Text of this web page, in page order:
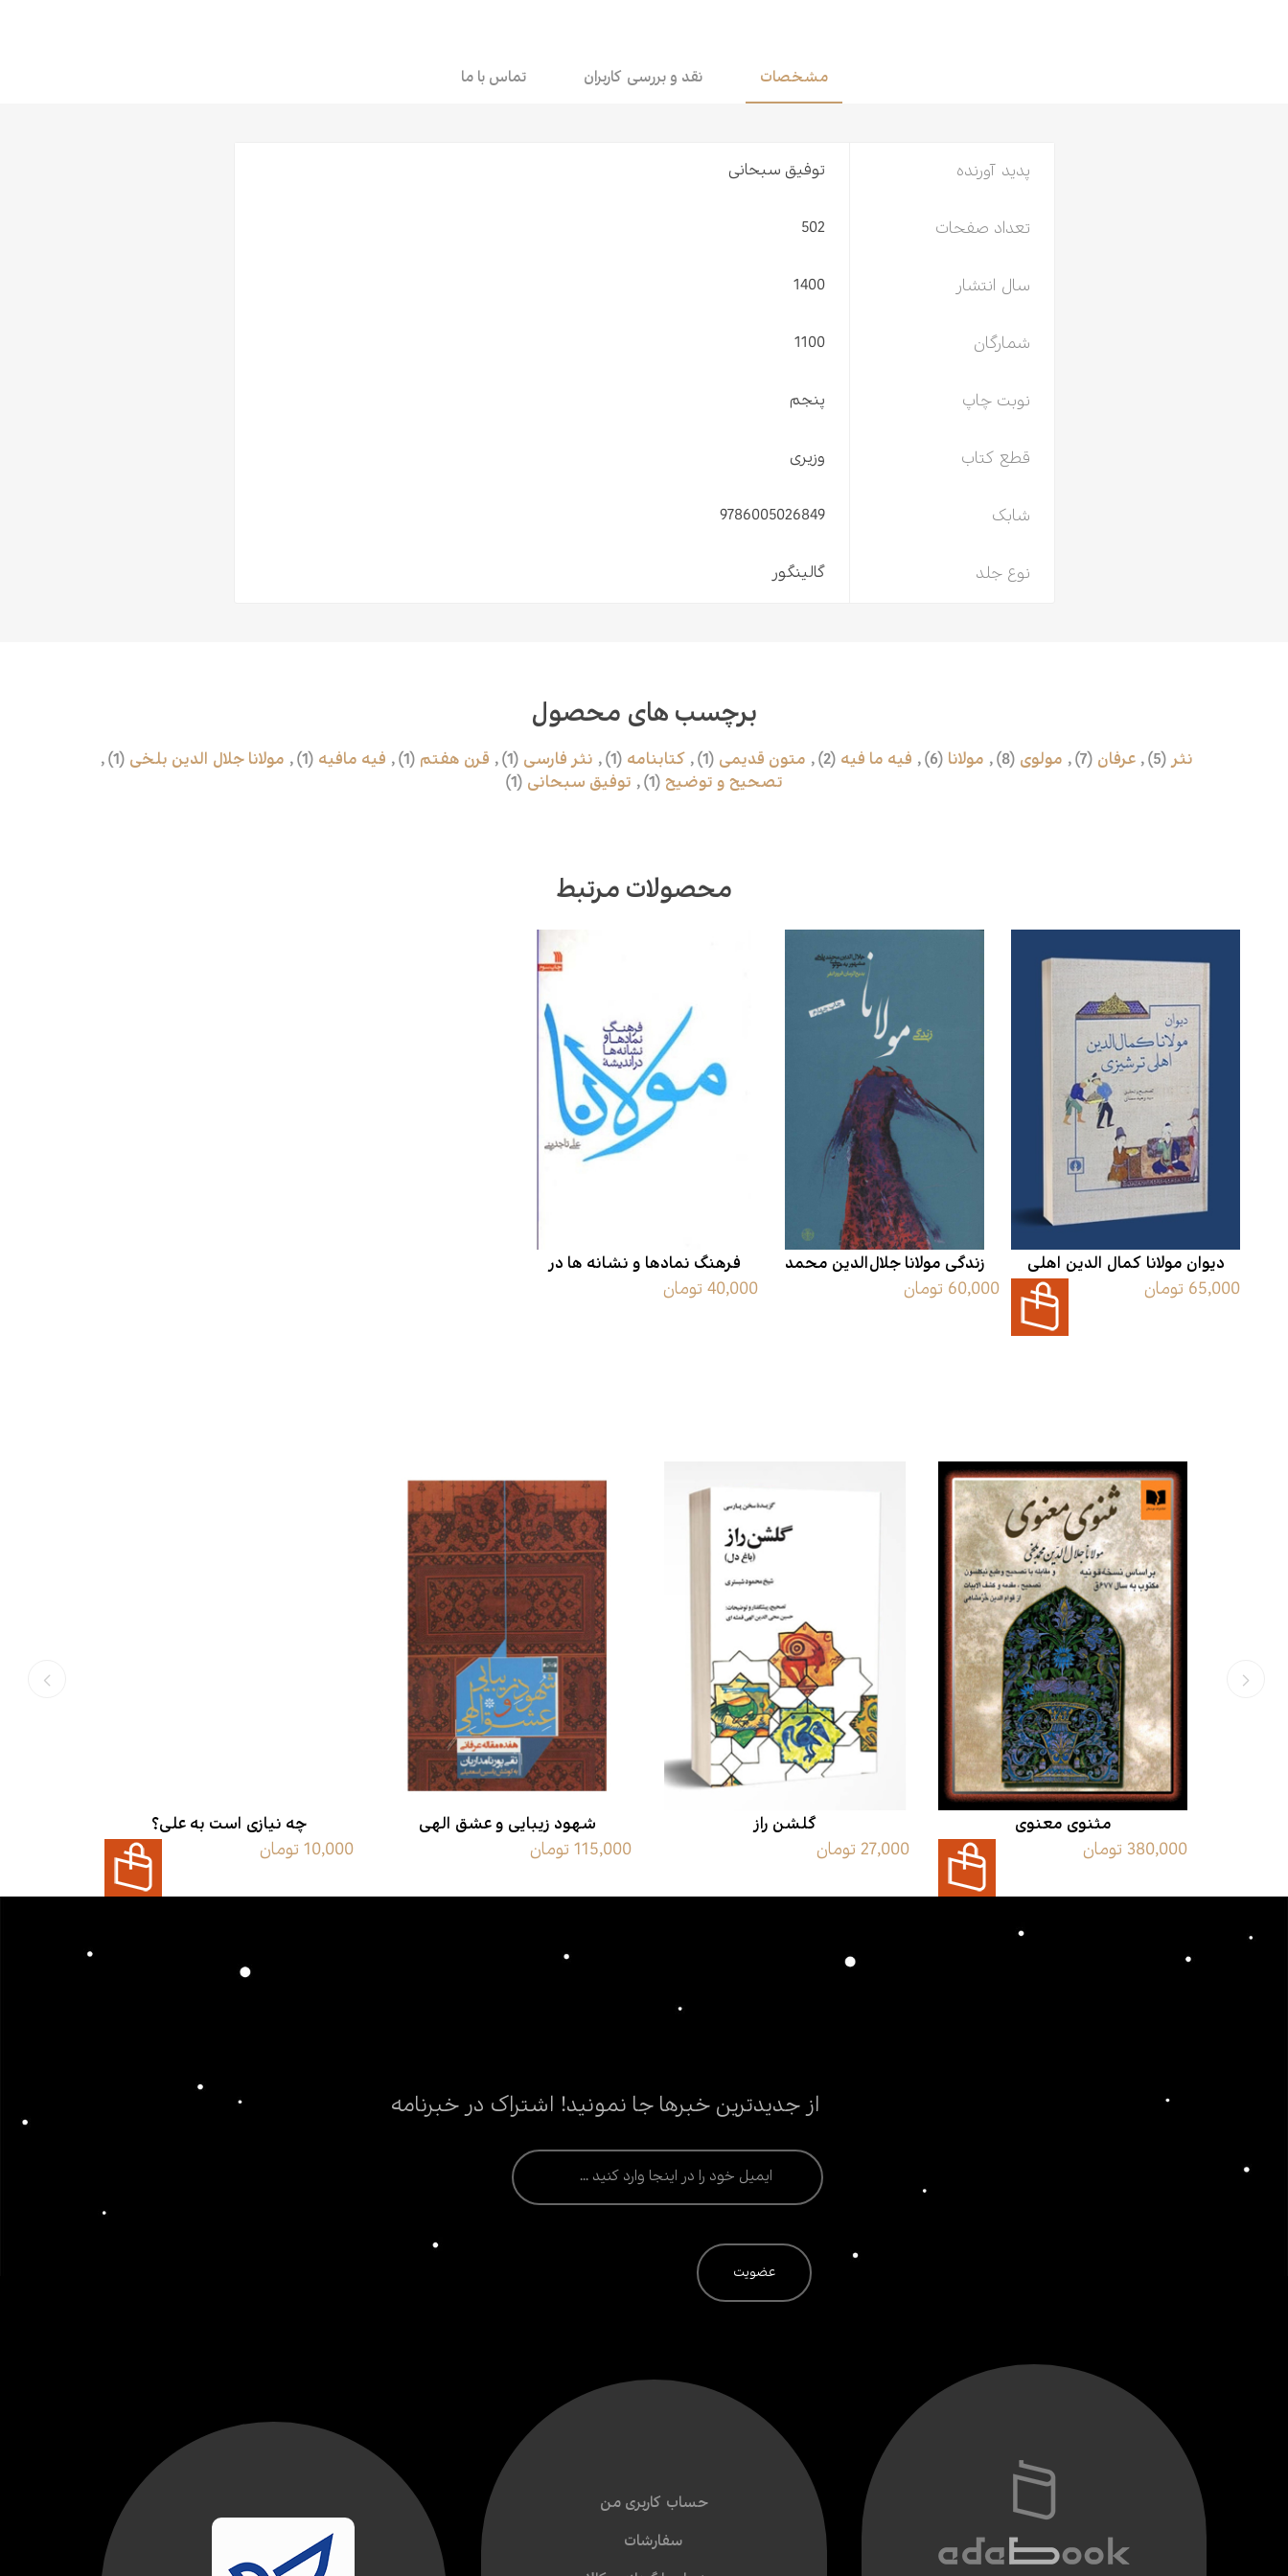
مشخصات نقد و بررسی کاربران تماس با ما
پدید آورنده توفیق سبحانی
تعداد صفحات 502
سال انتشار 1400
شمارگان 1100
نوبت چاپ پنجم
قطع کتاب وزیری
شابک 9786005026849
نوع جلد گالینگور
برچسب های محصول
نثر (5)
, عرفان (7)
, مولوی (8)
, مولانا (6)
, فیه ما فیه (2)
, متون قدیمی (1)
, کتابنامه (1)
, نثر فارسی (1)
, قرن هفتم (1)
, فیه مافیه (1)
, مولانا جلال الدین بلخی (1)
,
تصحیح و توضیح (1)
, توفیق سبحانی (1)
محصولات مرتبط
دیوان مولانا کمال الدین اهلی
ترشیزی
65,000 تومان
زندگی مولانا جلال‌الدین محمد
بلخی مشهور به مولوی60,000 تومان
فرهنگ نمادها و نشانه ها در
اندیشۀ مولانا
40,000 تومان
مثنوی معنوی
380,000 تومان
گلشن راز
27,000 تومان
شهود زیبایی و عشق الهی
115,000 تومان
چه نیازی است به علی؟
10,000 تومان
از جدیدترین خبرها جا نمونید! اشتراک در خبرنامه
حساب کاربری من
سفارشات